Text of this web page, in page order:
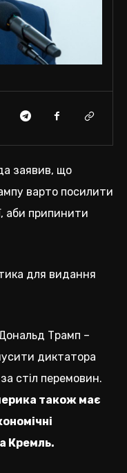
заявив, що
варто посилити
аби припинити
для видання
Трамп –
диктатора
стіл перемовин.
також має
Кремль.